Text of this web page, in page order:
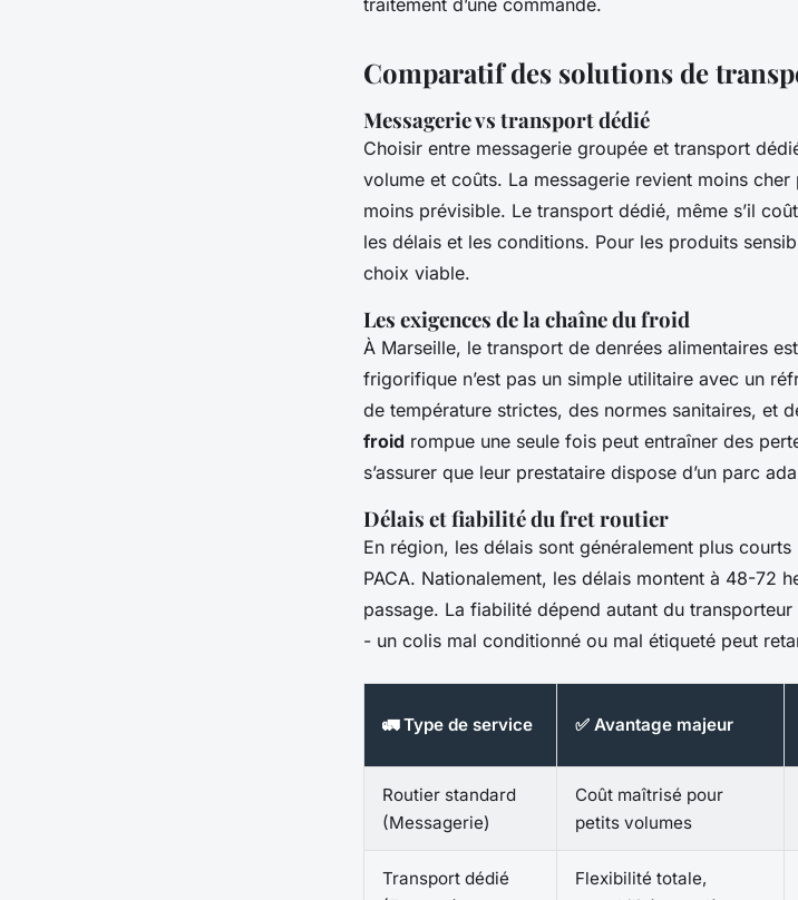
Comparatif des solutions de
Messagerie vs transport dédié
Choisir entre messagerie groupée et transport
volume et coûts. La messagerie revient moins
moins prévisible. Le transport dédié, même s’il
les délais et les conditions. Pour les produits
choix viable.
Les exigences de la chaîne du froid
À Marseille, le transport de denrées alimentaires
frigorifique n’est pas un simple utilitaire avec un
de température strictes, des normes sanitaires, et
froid rompue une seule fois peut entraîner des
s’assurer que leur prestataire dispose d’un parc
Délais et fiabilité du fret routier
En région, les délais sont généralement plus
PACA. Nationalement, les délais montent à 48-72
passage. La fiabilité dépend autant du
- un colis mal conditionné ou mal étiqueté peut
🚛 Type de service ✅ Avantage majeur
Routier standard
(Messagerie)
Coût maîtrisé pour
petits volumes
Transport dédié
Flexibilité totale,